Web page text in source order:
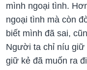
mình ngoại tình.
ngoại tình mà còn
biết mình đã sai,
Người ta chỉ níu
giữ kẻ đã muốn ra